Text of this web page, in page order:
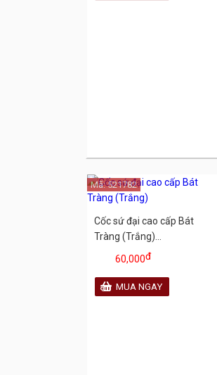
Cốc sứ đại cao cấp Bát
Tràng (Trắng)...
60,000đ
Mã: 521782